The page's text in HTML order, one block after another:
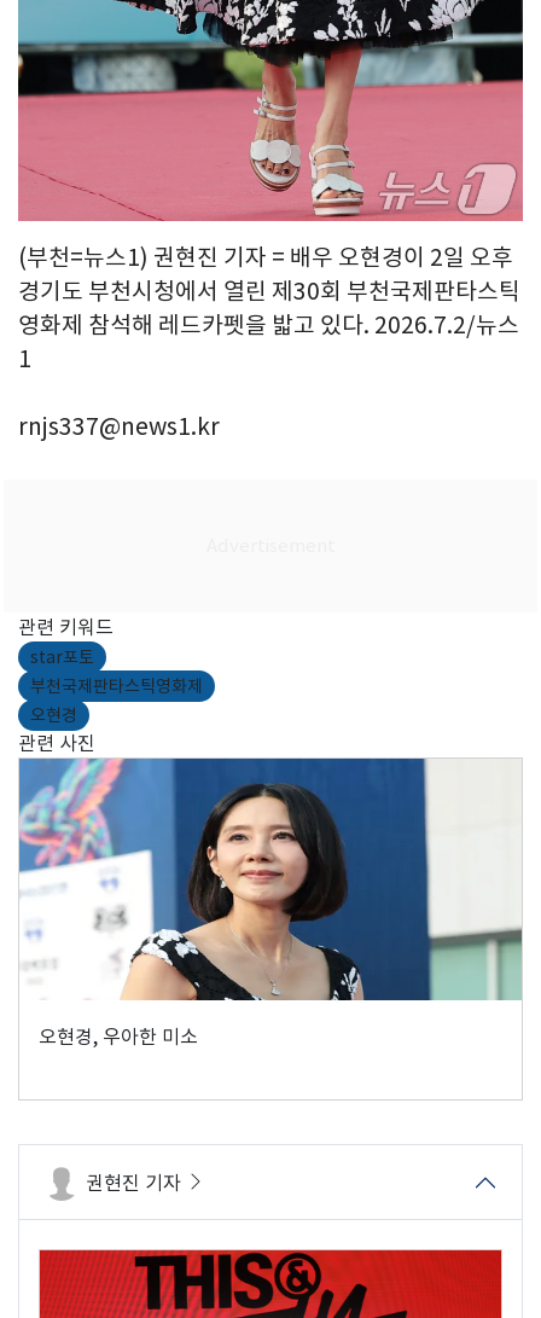
(부천=뉴스1) 권현진 기자 = 배우 오현경이 2일 오후
경기도 부천시청에서 열린 제30회 부천국제판타스틱
영화제 참석해 레드카펫을 밟고 있다. 2026.7.2/뉴스
1
rnjs337@news1.kr
관련 키워드
star포토
부천국제판타스틱영화제
오현경
관련 사진
오현경, 우아한 미소
권현진 기자